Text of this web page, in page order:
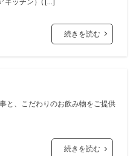
続きを読む
と、こだわりのお飲み物をご提供
続きを読む